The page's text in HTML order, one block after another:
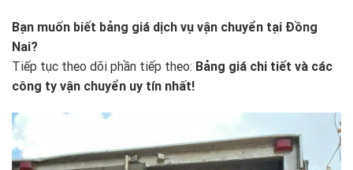
Bạn muốn biết bảng giá dịch vụ vận chuyển tại Đồng
Nai?
Tiếp tục theo dõi phần tiếp theo: Bảng giá chi tiết và các
công ty vận chuyển uy tín nhất!